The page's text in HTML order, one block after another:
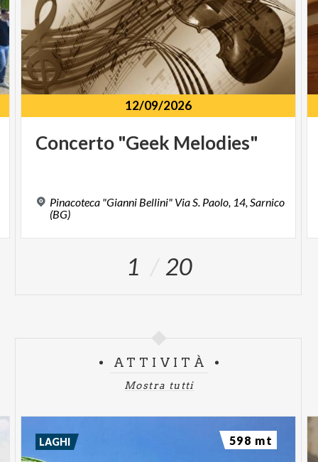
12/09/2026
Concerto "Geek Melodies"
Pinacoteca "Gianni Bellini" Via S. Paolo, 14, Sarnico
(BG)
1 20
ATTIVITÀ
Mostra tutti
LAGHI 598 mt